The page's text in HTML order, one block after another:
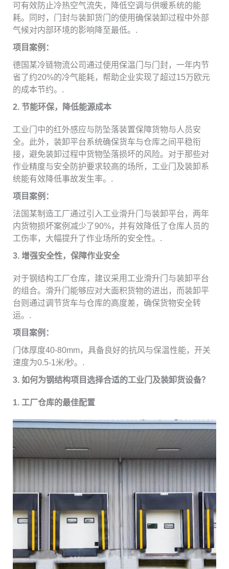
可有效防止冷热空气流失，降低空调与供暖系统的能
耗。同时，门封与装卸货门的使用确保装卸过程中外部
气候对内部环境的影响降至最低。.
项目案例：
德国某冷链物流公司通过使用保温门与门封，一年内节
省了约20%的冷气能耗，帮助企业实现了超过15万欧元
的成本节约。.
2. 节能环保，降低能源成本
工业门中的红外感应与防坠落装置保障货物与人员安
全。此外，装卸平台系统确保货车与仓库之间平稳衔
接，避免装卸过程中货物坠落损坏的风险。对于那些对
作业精度与安全防护要求较高的场所，工业门及装卸系
统能有效降低事故发生率。.
项目案例：
法国某制造工厂通过引入工业滑升门与装卸平台，两年
内货物损坏案例减少了90%，并有效降低了仓库人员的
工伤率，大幅提升了作业场所的安全性。.
3. 增强安全性，保障作业安全
对于钢结构工厂仓库，建议采用工业滑升门与装卸平台
的组合。滑升门能够应对大面积货物的进出，而装卸平
台则通过调节货车与仓库的高度差，确保货物安全转
运。.
项目案例：
门体厚度40-80mm，具备良好的抗风与保温性能，开关
速度为0.5-1米/秒。.
3. 如何为钢结构项目选择合适的工业门及装卸货设备？
1. 工厂仓库的最佳配置